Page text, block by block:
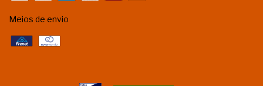
Meios de envio